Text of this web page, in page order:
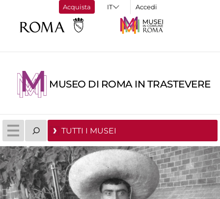
Acquista Accedi
MUSEO DI ROMA IN TRASTEVERE
TUTTI I MUSEI